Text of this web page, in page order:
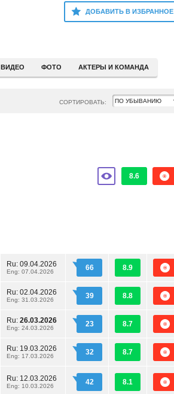
ДОБАВИТЬ В ИЗБРАННОЕ
ВИДЕО ФОТО АКТЕРЫ И КОМАНДА
СОРТИРОВАТЬ:
8.6
Ru: 09.04.2026
Eng: 07.04.2026 66 8.9
Ru: 02.04.2026
Eng: 31.03.2026 39 8.8
Ru: 26.03.2026
Eng: 24.03.2026 23 8.7
Ru: 19.03.2026
Eng: 17.03.2026 32 8.7
Ru: 12.03.2026
Eng: 10.03.2026 42 8.1